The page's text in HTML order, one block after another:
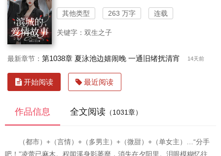
其他类型 263 万字 连载
关键字：双生之子
最新章节： 第1038章 夏泳池边嬉闹晚 一通旧绪扰清宵 14天前
开始阅读 最近阅读
作品信息 全文阅读 （1031章）
（都市）+（言情）+（多男主）+（微甜）+（单女主）…“分手
吧！”凌蕾已麻木。程闻溪身影萎靡，消失在夕阳里。泪眼模糊忆往